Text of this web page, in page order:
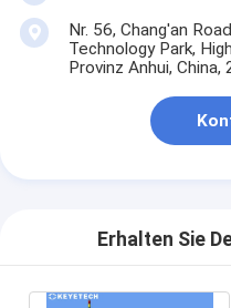
Nr. 56, Chang'an
Technology Park,
Provinz Anhui, China,
Erhalten Sie